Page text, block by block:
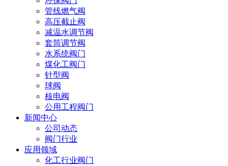
管线燃气阀
高压截止阀
减温水调节阀
套筒调节阀
水系统阀门
煤化工阀门
针型阀
球阀
核电阀
公用工程阀门
新闻中心
公司动态
阀门行业
应用领域
化工行业阀门